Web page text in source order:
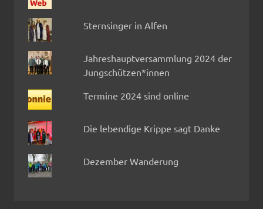
Sternsinger in Alfen
Jahreshauptversammlung 2024 der
Jungschützen*innen
Termine 2024 sind online
Die lebendige Krippe sagt Danke
Dezember Wanderung